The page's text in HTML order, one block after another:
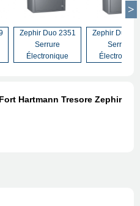
Zephir Duo 2351
Serrure
Électronique
Zephir Duo
Serrure
Hartmann Tresore Zephir